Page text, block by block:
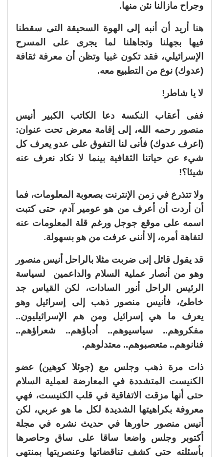
وجراح مازالنا نئن منها.
هنا أريد أن أنبه إلى الهوة السحيقة التى سقطنا
فيها بجهلنا وتجاهلنا لما يجرى على المسرح
الإسرائيلي، فقد تكون غبيا وتظن أن معرفة ثقافة
(عدوك) نوع من التطبيع معه.
لا يا شاطر!
ففى أعقاب النكسة دعا الكاتب الكبير أنيس
منصور رحمه الله، إلى إقامة معرض تحت عنوان:
(اعرف عدوك) فأنى لنا التفوق على عدو يعرف كل
شيء عن حياتنا الثقافية بينما لا نكاد نعرف عنه
شيئا؟!
ولا تتذرع في زمن الإنترنت بصعوبة المعلومات، فما
أن أردت أن أعرف من هو عومير آدم، حتى كتبت
اسمه على موقع جوجل ورغم قلة المعلومات عنه
لتفاهة أمره، إلا أننى عرفت من هو بسهولة.
قد يقول قائل إنى ضربت مثلا بالراحل أنيس منصور
وهو من أنصار عملية السلام والداعمين لسياسة
الرئيس الراحل أنور السادات، لكن القياس جد
خاطئ، فأنيس منصور ذهب إلى إسرائيل وهو
يعرف ما هي إسرائيل ومن هم الإسرائيليون..
مفكروهم.. سياسيوهم.. أدباؤهم.. شعراؤهم..
فنانوهم.. متعصبوهم.. معتدلوهم.
ذات مرة ذهب وجلس مع (جوئلا كوهين) عضو
الكنيست المتشددة في المعارضة لعملية السلام
حتى أنها مزقت الاتفاقية في قلب الكنيست، فهي
معروفة بكراهيتها الشديدة لكل ما هو عربي، لكن
أنيس منصور حاورها في حديث نشره في مجلة
أكتوبر وجلس واضعا ساقا على ساق وحاصرها
بأسئلته حتى كشف تناقضاتها وعنصريتها بمنتهى